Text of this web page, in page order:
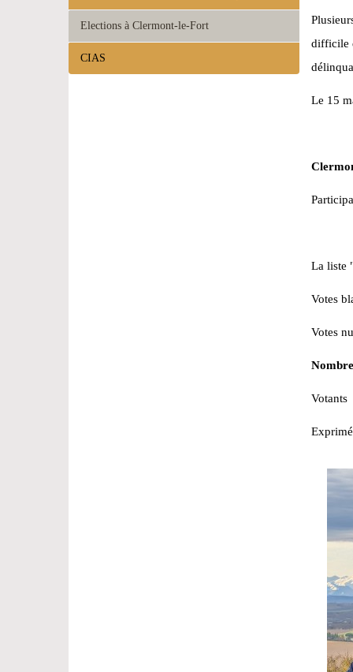
difficile
Le 15
La liste
Votes
Elections à Clermont-le-Fort
CIAS